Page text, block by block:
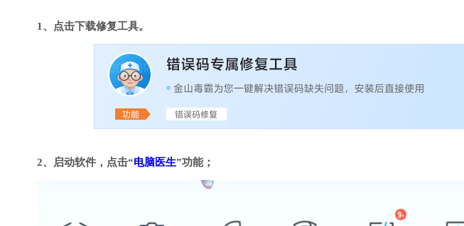
1、点击下载修复工具。
2、启动软件，点击“电脑医生”功能；